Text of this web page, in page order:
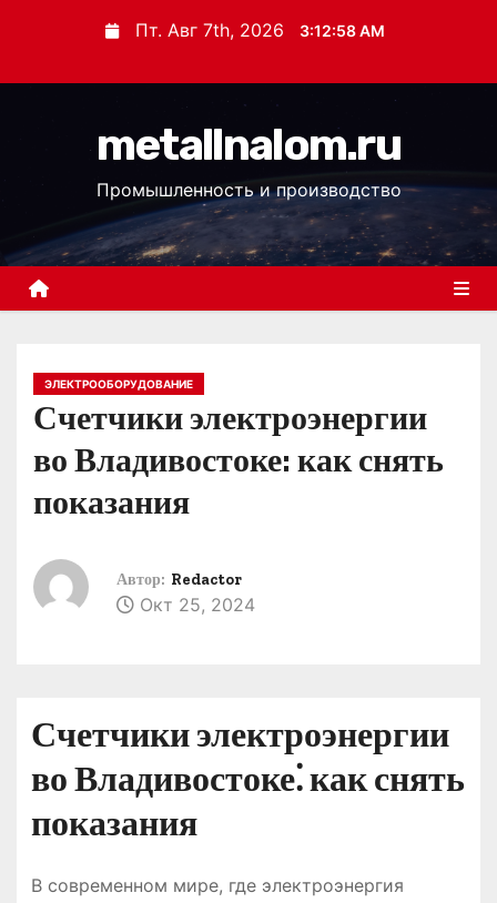
с
Пт. Авг 7th, 2026 3:12:59 AM
metallnalom.ru
Промышленность и производство
ЭЛЕКТРООБОРУДОВАНИЕ
Счетчики электроэнергии
во Владивостоке: как снять
показания
Автор: Redactor
Окт 25, 2024
Счетчики электроэнергии
во Владивостоке⁚ как снять
показания
В современном мире, где электроэнергия